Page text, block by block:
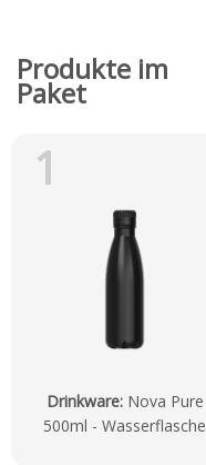
Produkte im
Paket
1
Drinkware: Nova Pure
500ml - Wasserflasche